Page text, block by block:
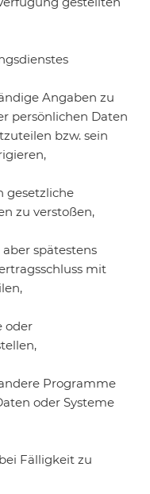
Angaben zu
persönlichen Daten
bzw. sein
gesetzliche
zu verstoßen,
spätestens
mit
oder
Programme
oder Systeme
Fälligkeit zu